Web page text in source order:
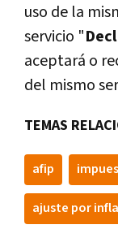
uso de la
servicio "
aceptará o
del mismo
TEMAS
afip
ajuste por